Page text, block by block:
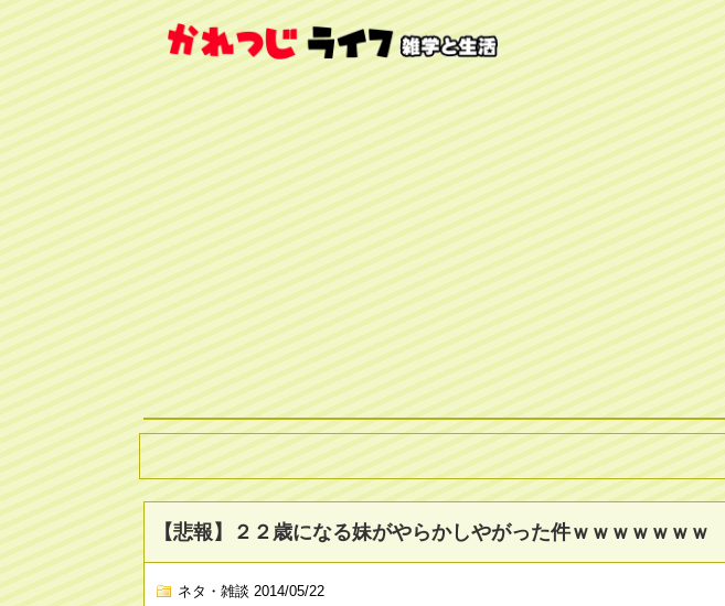
【悲報】２２歳になる妹がやらかしやがった件ｗｗｗｗｗｗｗ
ネタ・雑談 2014/05/22